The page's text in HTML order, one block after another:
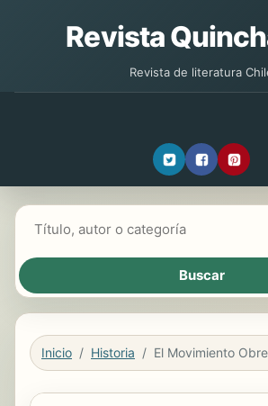
Revista
Revista de literatura
Inicio Historia